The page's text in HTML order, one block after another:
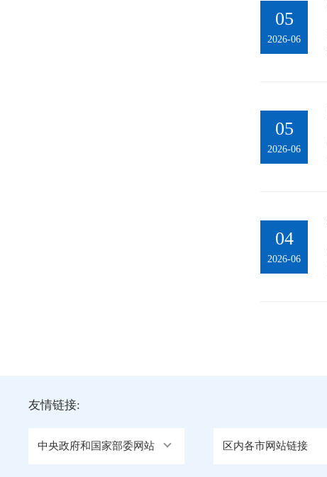
05
2026-06
05
2026-06
04
2026-06
友情链接:
中央政府和国家部委网站 区内各市网站链接